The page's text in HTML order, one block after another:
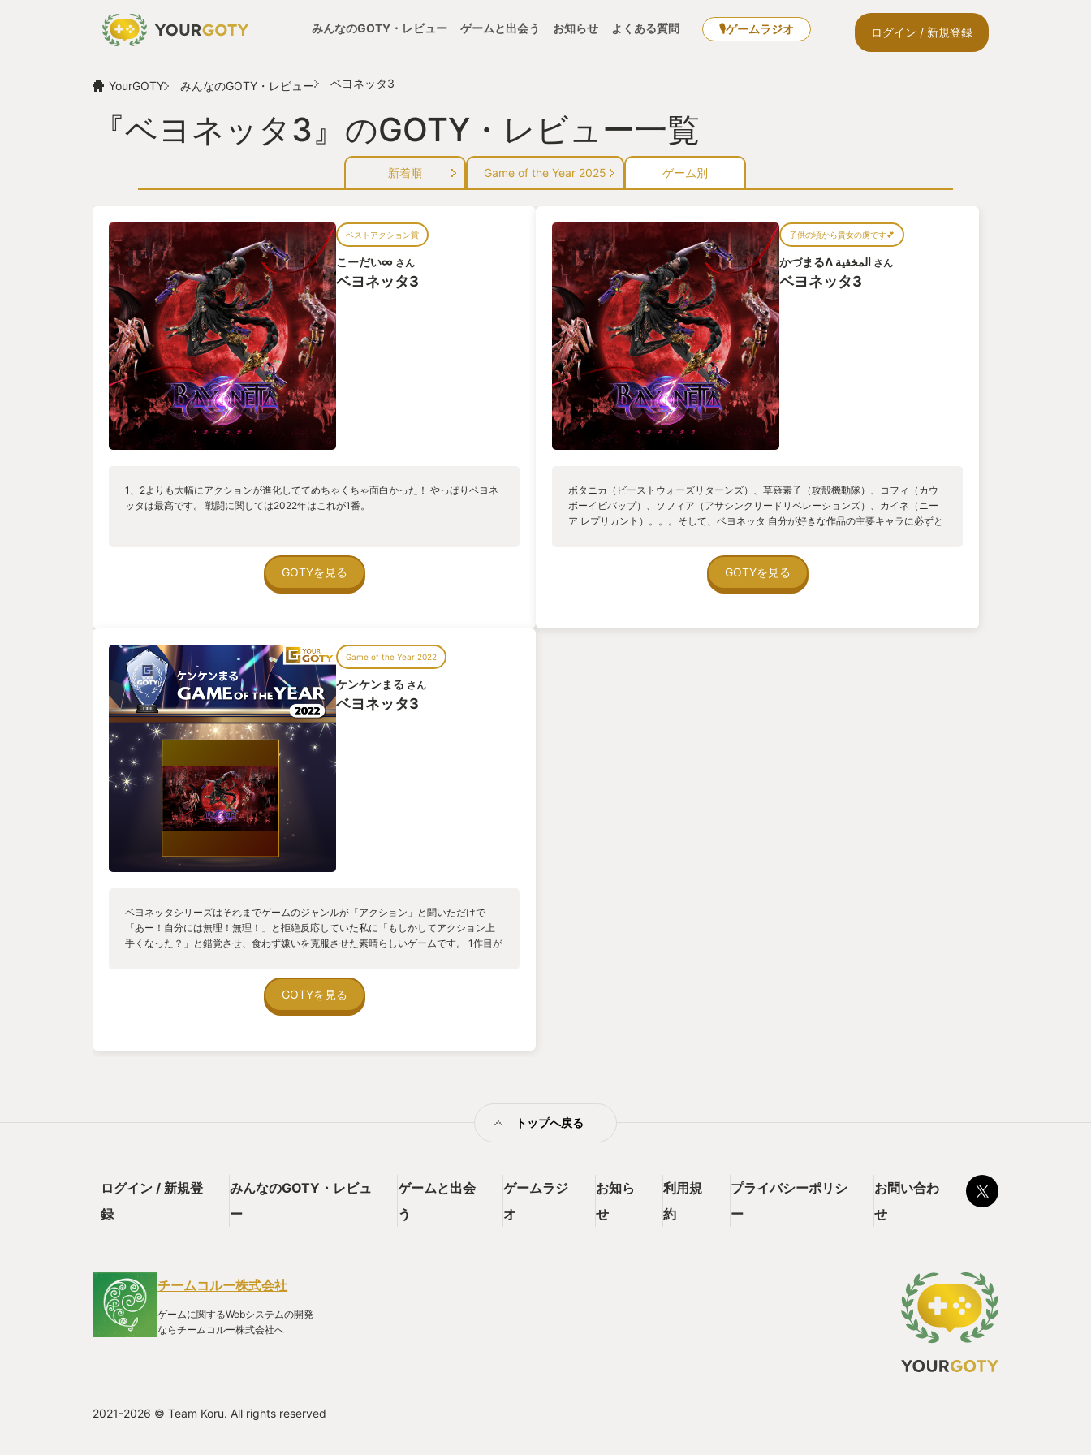
みんなのGOTY・レビュー ゲームと出会う お知らせ よくある質問 🎙ゲームラジオ ログイン / 新規登録
YourGOTY みんなのGOTY・レビュー ベヨネッタ3
『ベヨネッタ3』のGOTY・レビュー一覧
新着順 Game of the Year 2025 ゲーム別
ベストアクション賞
こーだい∞ さん
ベヨネッタ3
1、2よりも大幅にアクションが進化しててめちゃくちゃ面白かった！ やっぱりベヨネ
ッタは最高です。 戦闘に関しては2022年はこれが1番。
GOTYを見る
子供の頃から貴女の虜です💕
かづまるΛ المخفية さん
ベヨネッタ3
ボタニカ（ビーストウォーズリターンズ）、草薙素子（攻殻機動隊）、コフィ（カウ
ボーイビバップ）、ソフィア（アサシンクリードリベレーションズ）、カイネ（ニー
ア レプリカント）。。。そして、ベヨネッタ 自分が好きな作品の主要キャラに必ずと
ら！選択肢は１つっ！買うしかないでしょう！ カッコよく可憐な魔女をスタイリッシ
ュに操作し、お洒落な音楽と共に爽快に敵を討ち滅ぼす！ もうそれだけでこの作品を
GOTYを見る
Game of the Year 2022
ケンケンまる さん
ベヨネッタ3
ベヨネッタシリーズはそれまでゲームのジャンルが「アクション」と聞いただけで
「あー！自分には無理！無理！」と拒絶反応していた私に「もしかしてアクション上
手くなった？」と錯覚させ、食わず嫌いを克服させた素晴らしいゲームです。 1作目が
兼ねて遊んだのですが1作目で既に「完成形」となっていた事がよくわかりました。 敵
の攻撃を紙一重で避けると画面に紫のモヤがかかり、自分以外の時間がゆっくり流れ
トタイム」がありますが「ウィッチタイム」を初めて体験した時、同作のSFXを自分
よさ、面白さは奇跡といってもいいかもしれません。 ゲームのボリュームも10数時間
まずは1作目を遊ばれる事を強くお勧めします。 最新作はアクションは最高なのですが
ストーリーについては過去作を知っていた方が断然楽しめるからです。 1作目は現在、
Switchで3000円台で購入可能なのでとりあえず遊んでみて面白ければ2作目3作目と
GOTYを見る
トップへ戻る
ログイン / 新規登
録
みんなのGOTY・レビュ
ー
ゲームと出会
う
ゲームラジ
オ
お知ら
せ
利用規
約
プライバシーポリシ
ー
お問い合わ
せ
チームコルー株式会社
ゲームに関するWebシステムの開発
ならチームコルー株式会社へ
2021-2026 © Team Koru. All rights reserved